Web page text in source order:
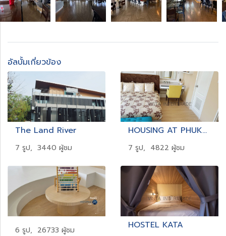
อัลบั้มเกี่ยวข้อง
The Land River
7 รูป, 3440 ผู้ชม
HOUSING AT PHUKET
7 รูป, 4822 ผู้ชม
6 รูป, 26733 ผู้ชม HOSTEL KATA